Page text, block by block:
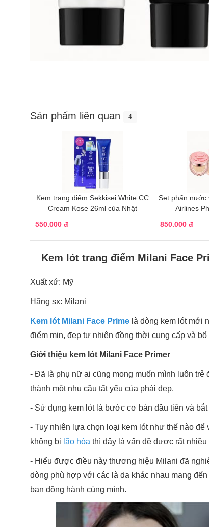
Sản phẩm liên quan 4
Kem trang điểm Sekkisei White CC
Cream Kose 26ml của Nhật
550.000 đ
Set phấn nước
Airlines
850.000 đ
Kem lót trang điểm Milani Face
Xuất xứ: Mỹ
Hãng sx: Milani
Kem lót Milani Face Prime là dòng kem lót mới
điểm mịn, đẹp tự nhiên đồng thời cung cấp và
Giới thiệu kem lót Milani Face Primer
- Đã là phụ nữ ai cũng mong muốn mình luôn
thành một nhu cầu tất yếu của phái đẹp.
- Sử dụng kem lót là bước cơ bản đầu tiên và
- Tuy nhiên lựa chọn loại kem lót như thế nào
không bị lão hóa thì đây là vấn đề được rất nhiều
- Hiểu được điều này thương hiệu Milani đã
dòng phù hợp với các là da khác nhau mang
bạn đồng hành cùng mình.